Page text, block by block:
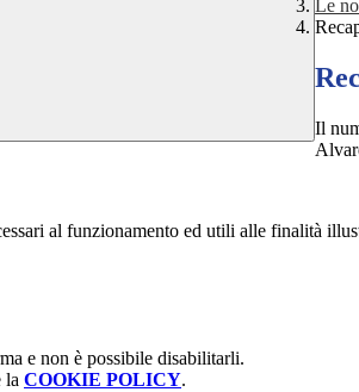
Le
Il
al funzionamento ed utili alle finalità
e non è possibile disabilitarli.
la COOKIE POLICY.